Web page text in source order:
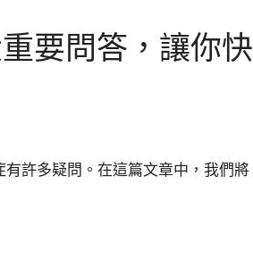
要問答，讓你快
許多疑問。在這篇文章中，我們將